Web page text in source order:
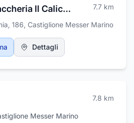
Bar Tabaccheria Il Calice di Colacillo Gian Luca 7.7 km
186, Castiglione Messer Marino
Dettagli
7.8 km
Messer Marino